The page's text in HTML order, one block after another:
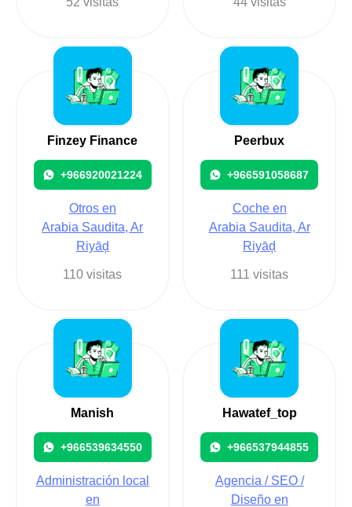
Finzey Finance
+966920021224
Otros en
Arabia Saudita, Ar
Riyāḑ
110 visitas
Peerbux
+966591058687
Coche en
Arabia Saudita, Ar
Riyāḑ
111 visitas
Manish
+966539634550
Administración local
en
Hawatef_top
+966537944855
Agencia / SEO /
Diseño en